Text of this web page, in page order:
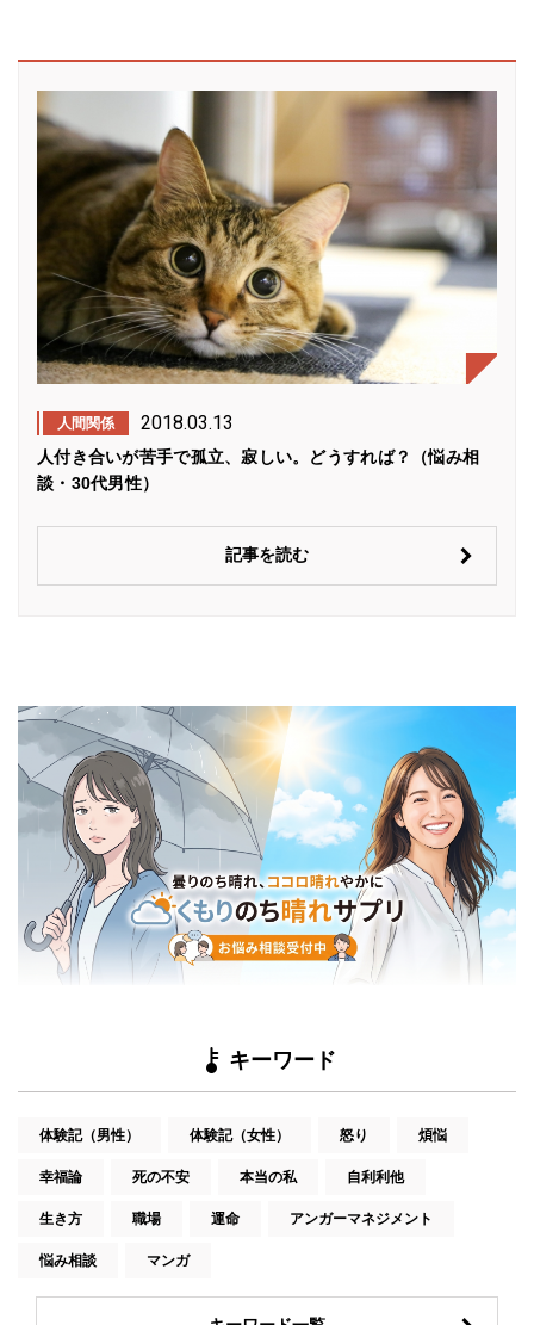
人間関係 2018.03.13
人付き合いが苦手で孤立、寂しい。どうすれば？（悩み相
談・30代男性）
記事を読む
キーワード
体験記（男性） 体験記（女性） 怒り 煩悩
幸福論 死の不安 本当の私 自利利他
生き方 職場 運命 アンガーマネジメント
悩み相談 マンガ